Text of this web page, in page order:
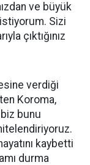
ve büyük
Sizi
çıktığınız
verdiği
Koroma,
bunu
kaybetti
durma